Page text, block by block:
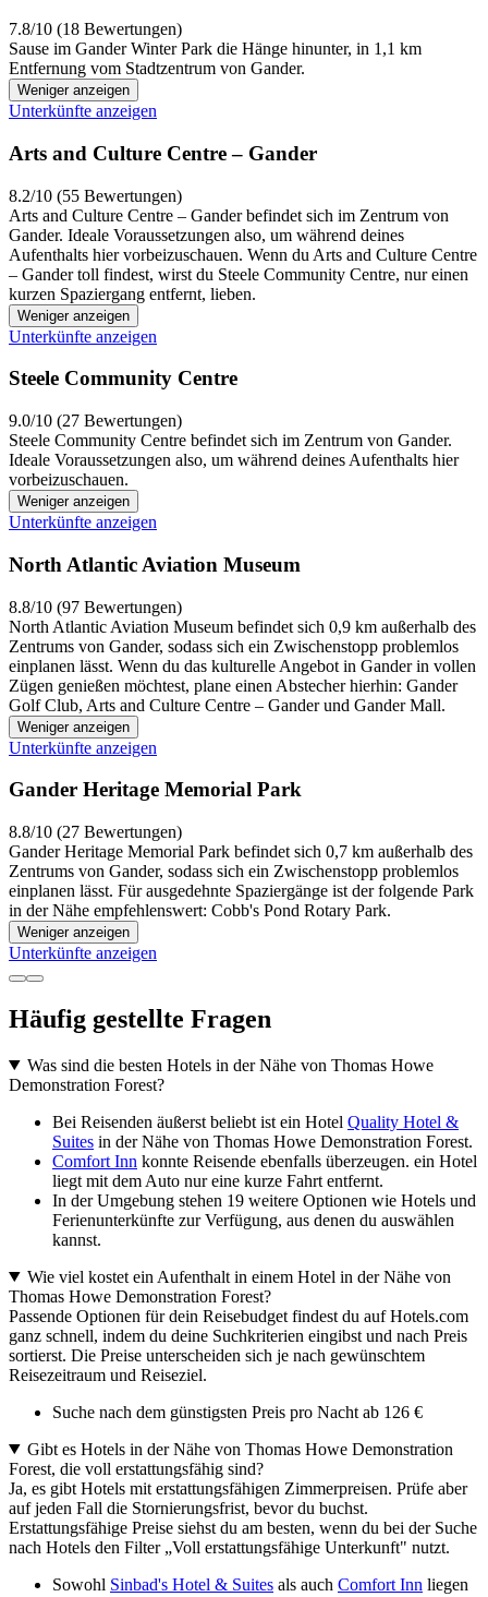
7.8/10 (18 Bewertungen)
Sause im Gander Winter Park die Hänge hinunter, in 1,1 km
Entfernung vom Stadtzentrum von Gander.
Weniger anzeigen
Unterkünfte anzeigen
Arts and Culture Centre – Gander
8.2/10 (55 Bewertungen)
Arts and Culture Centre – Gander befindet sich im Zentrum von
Gander. Ideale Voraussetzungen also, um während deines
Aufenthalts hier vorbeizuschauen. Wenn du Arts and Culture Centre
– Gander toll findest, wirst du Steele Community Centre, nur einen
kurzen Spaziergang entfernt, lieben.
Weniger anzeigen
Unterkünfte anzeigen
Steele Community Centre
9.0/10 (27 Bewertungen)
Steele Community Centre befindet sich im Zentrum von Gander.
Ideale Voraussetzungen also, um während deines Aufenthalts hier
vorbeizuschauen.
Weniger anzeigen
Unterkünfte anzeigen
North Atlantic Aviation Museum
8.8/10 (97 Bewertungen)
North Atlantic Aviation Museum befindet sich 0,9 km außerhalb des
Zentrums von Gander, sodass sich ein Zwischenstopp problemlos
einplanen lässt. Wenn du das kulturelle Angebot in Gander in vollen
Zügen genießen möchtest, plane einen Abstecher hierhin: Gander
Golf Club, Arts and Culture Centre – Gander und Gander Mall.
Weniger anzeigen
Unterkünfte anzeigen
Gander Heritage Memorial Park
8.8/10 (27 Bewertungen)
Gander Heritage Memorial Park befindet sich 0,7 km außerhalb des
Zentrums von Gander, sodass sich ein Zwischenstopp problemlos
einplanen lässt. Für ausgedehnte Spaziergänge ist der folgende Park
in der Nähe empfehlenswert: Cobb's Pond Rotary Park.
Weniger anzeigen
Unterkünfte anzeigen
Häufig gestellte Fragen
Was sind die besten Hotels in der Nähe von Thomas Howe
Demonstration Forest?
Bei Reisenden äußerst beliebt ist ein Hotel Quality Hotel &
Suites in der Nähe von Thomas Howe Demonstration Forest.
Comfort Inn konnte Reisende ebenfalls überzeugen. ein Hotel
liegt mit dem Auto nur eine kurze Fahrt entfernt.
In der Umgebung stehen 19 weitere Optionen wie Hotels und
Ferienunterkünfte zur Verfügung, aus denen du auswählen
kannst.
Wie viel kostet ein Aufenthalt in einem Hotel in der Nähe von
Thomas Howe Demonstration Forest?
Passende Optionen für dein Reisebudget findest du auf Hotels.com
ganz schnell, indem du deine Suchkriterien eingibst und nach Preis
sortierst. Die Preise unterscheiden sich je nach gewünschtem
Reisezeitraum und Reiseziel.
Suche nach dem günstigsten Preis pro Nacht ab 126 €
Gibt es Hotels in der Nähe von Thomas Howe Demonstration
Forest, die voll erstattungsfähig sind?
Ja, es gibt Hotels mit erstattungsfähigen Zimmerpreisen. Prüfe aber
auf jeden Fall die Stornierungsfrist, bevor du buchst.
Erstattungsfähige Preise siehst du am besten, wenn du bei der Suche
nach Hotels den Filter „Voll erstattungsfähige Unterkunft" nutzt.
Sowohl Sinbad's Hotel & Suites als auch Comfort Inn liegen